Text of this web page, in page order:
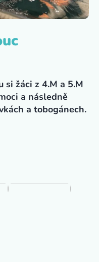
si žáci z 4.M a 5.M
a následně
a tobogánech.